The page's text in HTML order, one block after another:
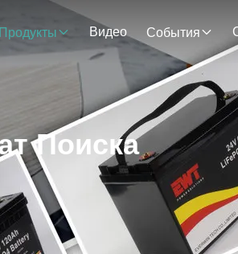
Продукты Видео События
Поиска